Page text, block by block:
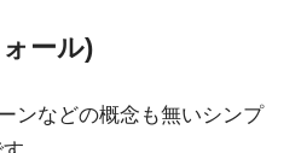
ール)
ンなどの概念も無いシンプ